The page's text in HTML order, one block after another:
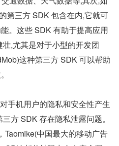
第三方 SDK 包含在内,它就可
。这些 SDK 有助于提高应用
,尤其是对于小型的开发团
这种第三方 SDK 可以帮助
手机用户的隐私和安全性产生
方 SDK 存在隐私泄露问题。
Taomike(中国最大的移动广告